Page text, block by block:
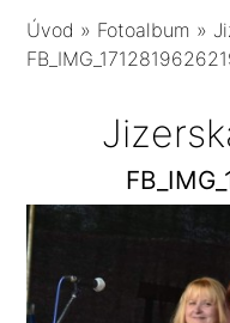
Úvod » Fotoalbum »